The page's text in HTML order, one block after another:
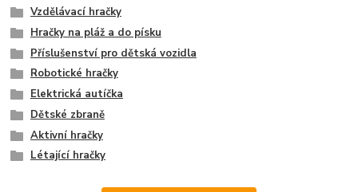
Vzdělávací hračky
Hračky na pláž a do písku
Příslušenství pro dětská vozidla
Robotické hračky
Elektrická autíčka
Dětské zbraně
Aktivní hračky
Létající hračky